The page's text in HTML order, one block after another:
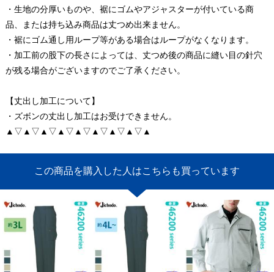
・生地の分厚いものや、裾にゴムやアジャスターが付いている商
品、または持ち込み商品は丈つめ出来ません。
・裾にゴム通し用ループ等がある場合はループがなくなります。
・加工前の股下の長さによっては、丈つめ後の商品に縫い目の針穴
が残る場合がございますのでご了承ください。
【丈出し加工について】
・ズボンの丈出し加工はお受けできません。
▲▽▲▽▲▽▲▽▲▽▲▽▲▽▲▽▲
この商品を購入した人はこちらも買っています